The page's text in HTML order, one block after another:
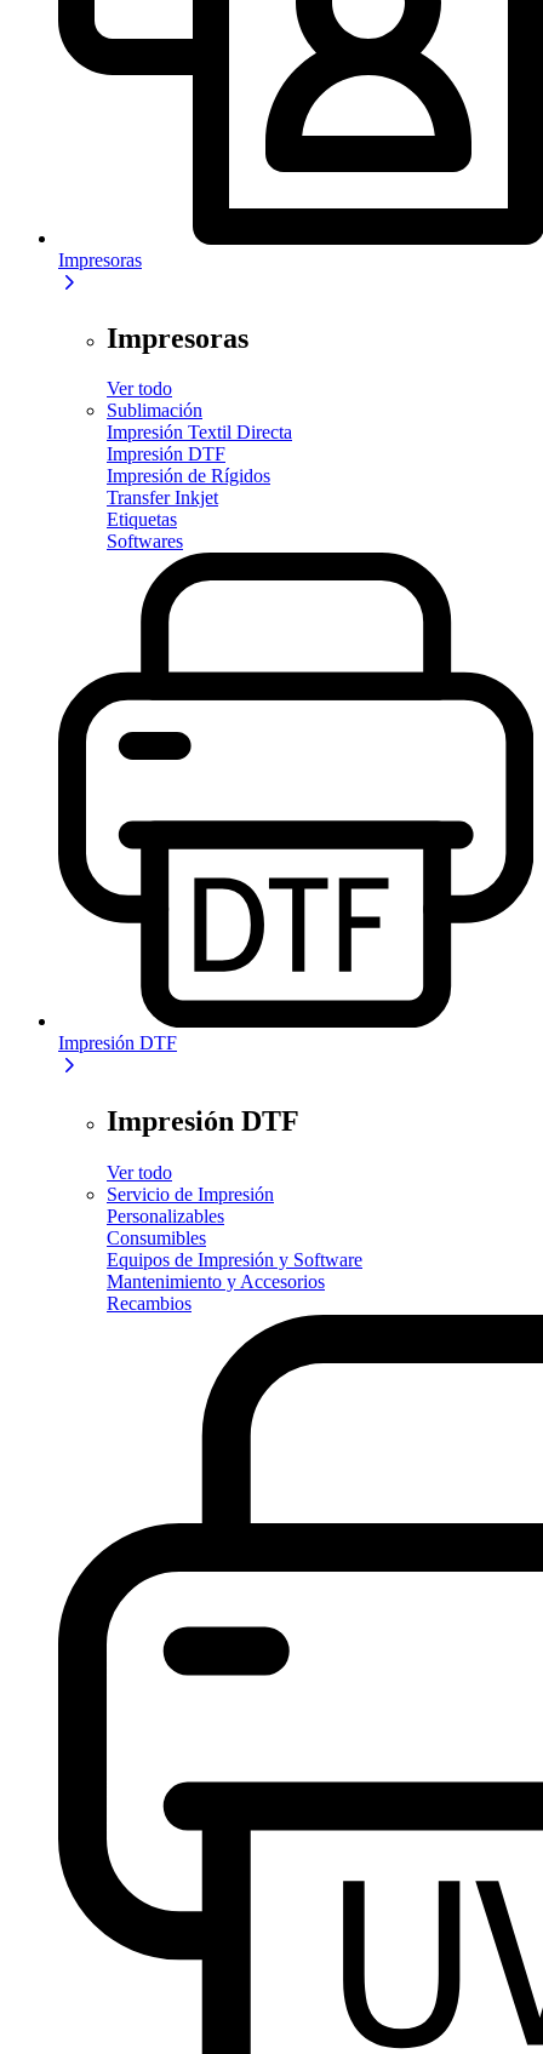
Impresoras
Impresoras
Ver todo
Sublimación
Impresión Textil Directa
Impresión DTF
Impresión de Rígidos
Transfer Inkjet
Etiquetas
Softwares
Impresión DTF
Impresión DTF
Ver todo
Servicio de Impresión
Personalizables
Consumibles
Equipos de Impresión y Software
Mantenimiento y Accesorios
Recambios